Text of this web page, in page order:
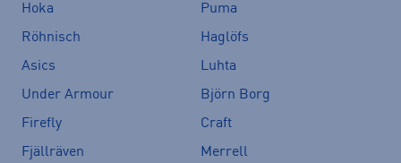
Hoka
Puma
Röhnisch
Haglöfs
Asics
Luhta
Under Armour
Björn Borg
Firefly
Craft
Fjällräven
Merrell